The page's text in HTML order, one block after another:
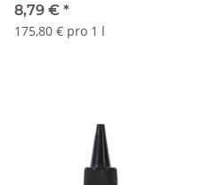
8,79 € *
175,80 € pro 1 l